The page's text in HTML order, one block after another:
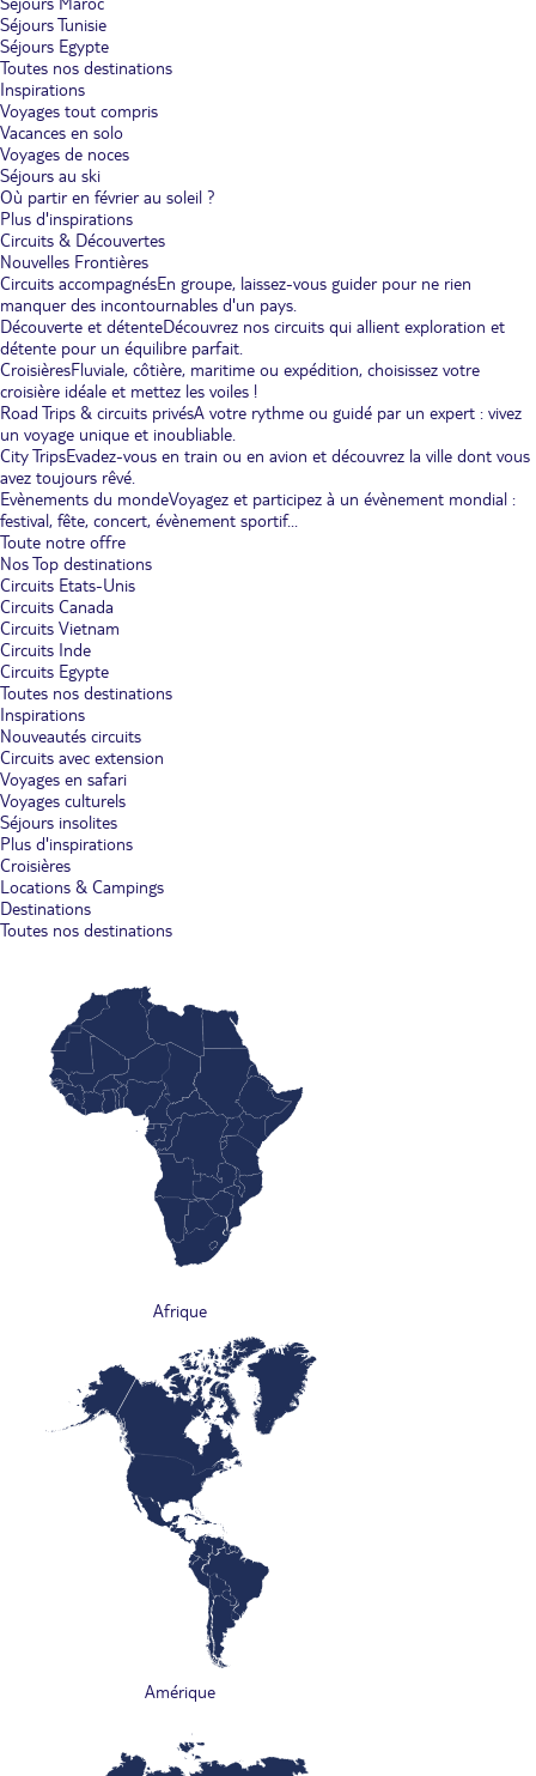
Séjours Tunisie
Séjours Egypte
Toutes nos destinations
Inspirations
Voyages tout compris
Vacances en solo
Voyages de noces
Séjours au ski
Où partir en février au soleil ?
Plus d'inspirations
Circuits & Découvertes
Nouvelles Frontières
Circuits accompagnésEn groupe, laissez-vous guider pour ne rien
manquer des incontournables d'un pays.
Découverte et détenteDécouvrez nos circuits qui allient exploration et
détente pour un équilibre parfait.
CroisièresFluviale, côtière, maritime ou expédition, choisissez votre
croisière idéale et mettez les voiles !
Road Trips & circuits privésA votre rythme ou guidé par un expert : vivez
un voyage unique et inoubliable.
City TripsEvadez-vous en train ou en avion et découvrez la ville dont vous
avez toujours rêvé.
Evènements du mondeVoyagez et participez à un évènement mondial :
festival, fête, concert, évènement sportif...
Toute notre offre
Nos Top destinations
Circuits Etats-Unis
Circuits Canada
Circuits Vietnam
Circuits Inde
Circuits Egypte
Toutes nos destinations
Inspirations
Nouveautés circuits
Circuits avec extension
Voyages en safari
Voyages culturels
Séjours insolites
Plus d'inspirations
Croisières
Locations & Campings
Destinations
Toutes nos destinations
Afrique
Amérique